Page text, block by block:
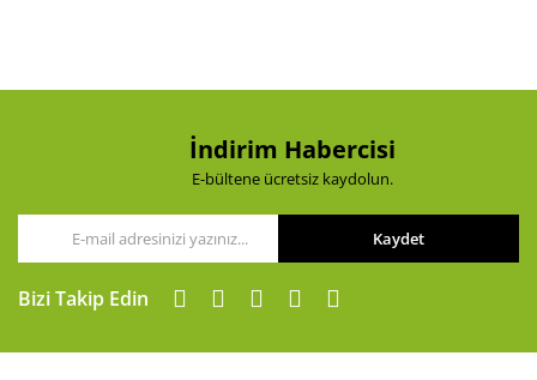
Ürün fiyatı diğer sitelerden daha pahalı.
Gönder
İndirim Habercisi
E-bültene ücretsiz kaydolun.
Kaydet
Bizi Takip Edin